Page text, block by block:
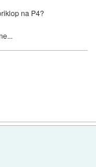
na P4?